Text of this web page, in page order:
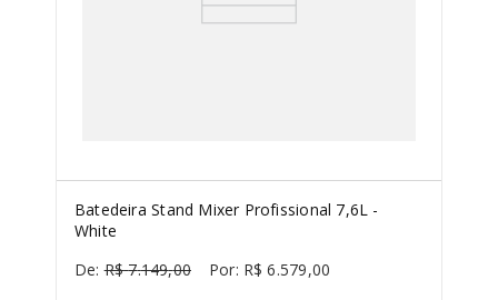
Batedeira Stand Mixer Profissional 7,6L -
White
R$ 7.149,00 R$ 6.579,00